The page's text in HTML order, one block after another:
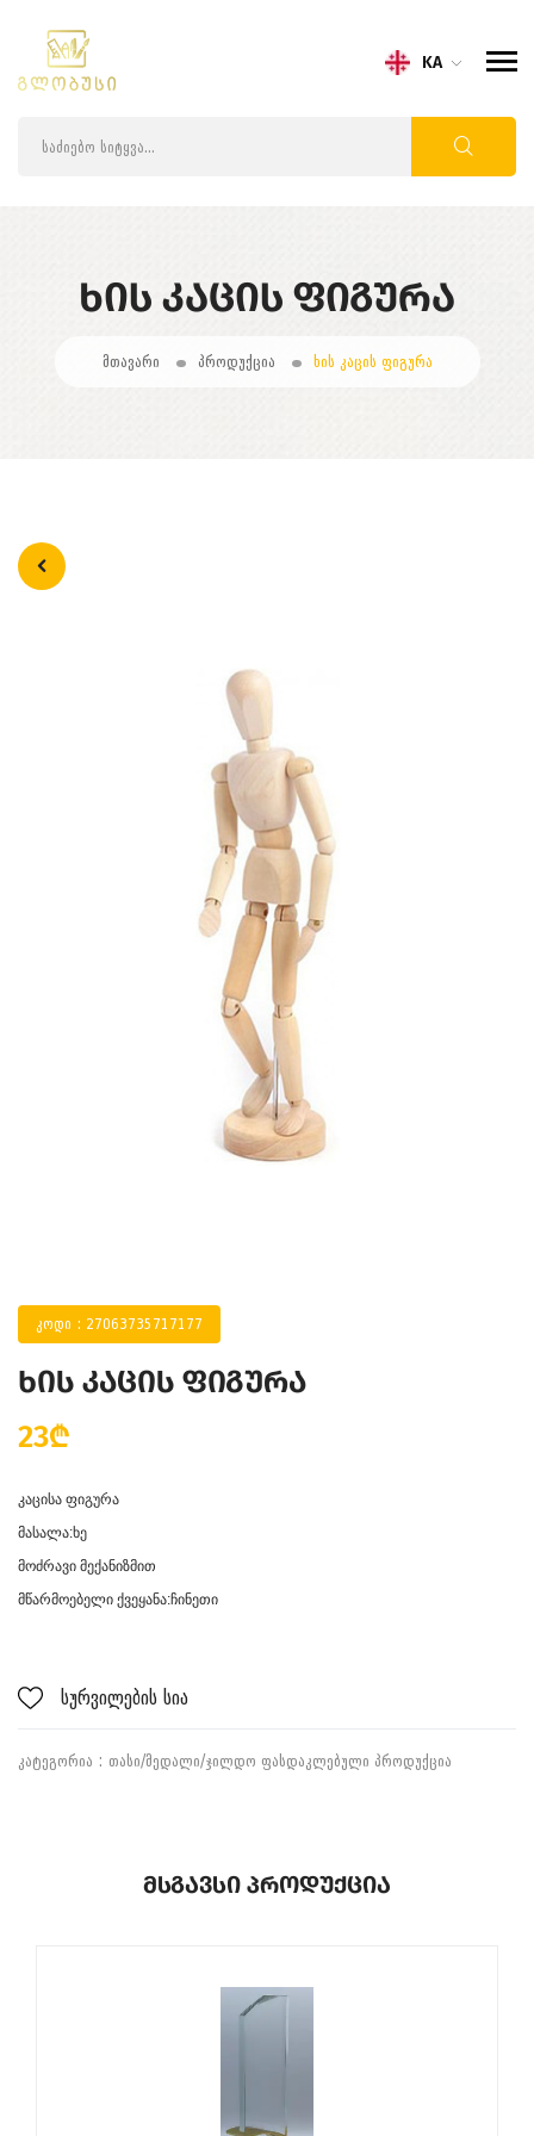
KA
ᲮᲘᲡ ᲙᲐᲪᲘᲡ ᲤᲘᲒᲣᲠᲐ
მთავარი პროდუქცია ხის კაცის ფიგურა
კოდი : 27063735717177
ხის კაცის ფიგურა
23₾
კაცისა ფიგურა
მასალა:ხე
მოძრავი მექანიზმით
მწარმოებელი ქვეყანა:ჩინეთი
სურვილების სია
ᲙᲐᲢᲔᲒᲝᲠᲘᲐ : ᲗᲐᲡᲘ/ᲛᲔᲓᲐᲚᲘ/ᲯᲘᲚᲓᲝ ᲤᲐᲡᲓᲐᲙᲚᲔᲑᲣᲚᲘ ᲞᲠᲝᲓᲣᲥᲪᲘᲐ
Მსგავსი Პროდუქცია